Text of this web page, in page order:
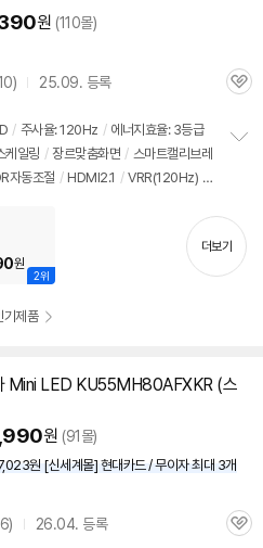
원 (110몰)
25.09. 등록
관
/ 주사율: 120Hz / 에너지효율: 3등급
케일링 / 장르맞춤화면 / 스마트캘리브레
자동조절 / HDMI2.1 / VRR(120Hz) /
기
2위
원
더보기
기제품
Mini LED KU55MH80AFXKR (스
원 (91몰)
원 [신세계몰] 현대카드 / 무이자 최대 3개
26.04. 등록
관